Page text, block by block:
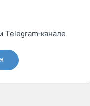
Telegram‑канале